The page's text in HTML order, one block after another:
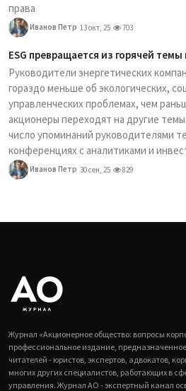
права
Иванов Петр 13 окт, 25 703
ESG превращается из горячей
Руководители энергетических
гораздо меньше об экологических,
управленческих проблемах, чем
акционеры переходят на другие
число упоминаний руководителями
конференциях с аналитиками и
Иванов Петр 30 сен, 25 829
Журнал «Акционерное общество: вопросы
профессиональное издание,
читателей - юристов, экспертов, адвокатов,
многих других специалистов, работающих в
управления. Журнал АО - экспертный канал